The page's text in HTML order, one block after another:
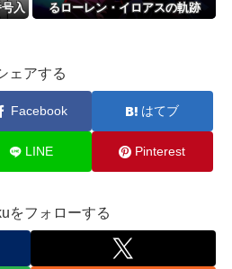
入
るローレン・イロアスの軌跡
ェアする
Facebook はてブ
LINE Pinterest
をフォローする